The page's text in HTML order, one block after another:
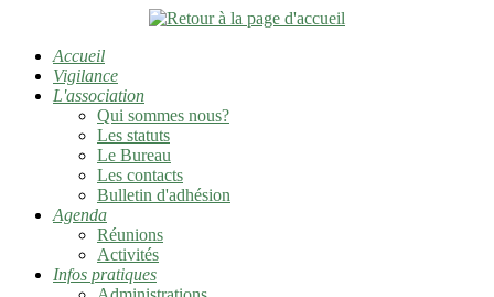
Accueil
Vigilance
L'association
Qui sommes nous?
Les statuts
Le Bureau
Les contacts
Bulletin d'adhésion
Agenda
Réunions
Activités
Infos pratiques